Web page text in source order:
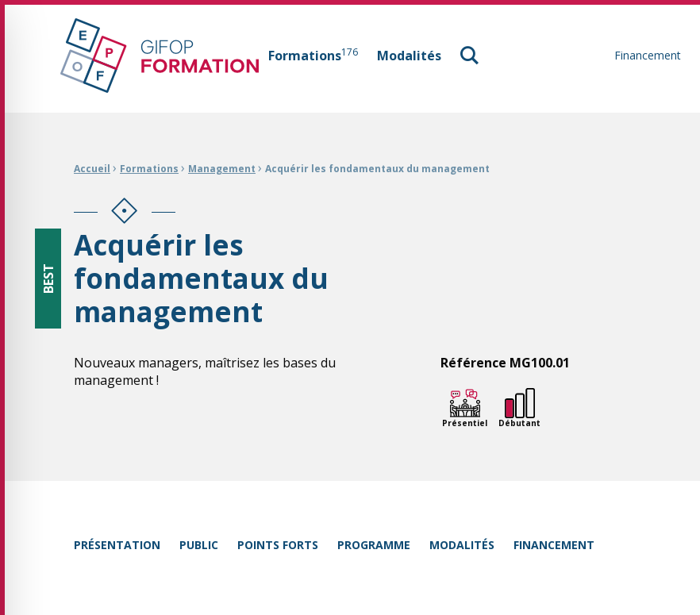
GIFOP Formation Centre de formation continue à Mulhouse
Formations176 Modalités Financement
Fil d'Ariane :
Accueil › Formations › Management › Acquérir les fondamentaux du management
Acquérir les
fondamentaux du
management
BEST
Nouveaux managers, maîtrisez les bases du
management !
Référence MG100.01
Présentiel Débutant
PRÉSENTATION PUBLIC POINTS FORTS PROGRAMME MODALITÉS FINANCEMENT